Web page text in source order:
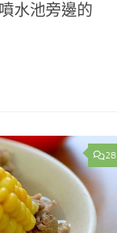
水池旁邊的
28